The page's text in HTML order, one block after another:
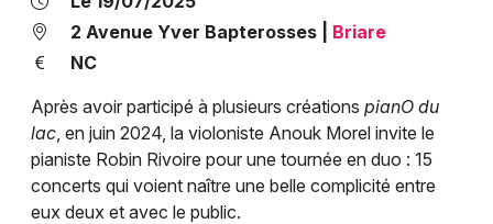
Manifestations
Foires & salons
Spectacles
Concerts
Marseille
Mulhouse
Montpellier
Nantes
Nice
2 Avenue Yver Bapterosses
Briare
NC
Après avoir participé à plusieurs créations pianO du
lac, en juin 2024, la violoniste Anouk Morel invite le
pianiste Robin Rivoire pour une tournée en duo : 15
concerts qui voient naître une belle complicité entre
eux deux et avec le public.